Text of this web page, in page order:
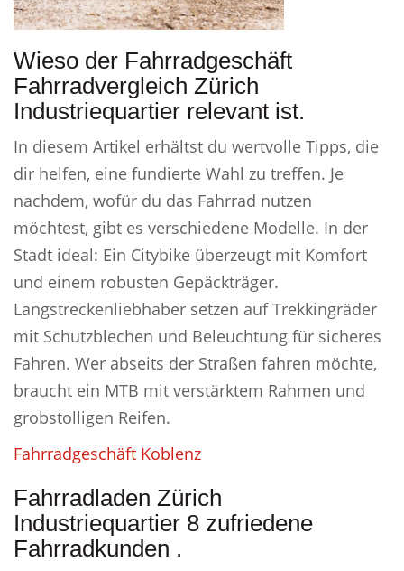
Wieso der Fahrradgeschäft
Fahrradvergleich Zürich
Industriequartier relevant ist.
In diesem Artikel erhältst du wertvolle Tipps, die
dir helfen, eine fundierte Wahl zu treffen. Je
nachdem, wofür du das Fahrrad nutzen
möchtest, gibt es verschiedene Modelle. In der
Stadt ideal: Ein Citybike überzeugt mit Komfort
und einem robusten Gepäckträger.
Langstreckenliebhaber setzen auf Trekkingräder
mit Schutzblechen und Beleuchtung für sicheres
Fahren. Wer abseits der Straßen fahren möchte,
braucht ein MTB mit verstärktem Rahmen und
grobstolligen Reifen.
Fahrradgeschäft Koblenz
Fahrradladen Zürich
Industriequartier 8 zufriedene
Fahrradkunden .